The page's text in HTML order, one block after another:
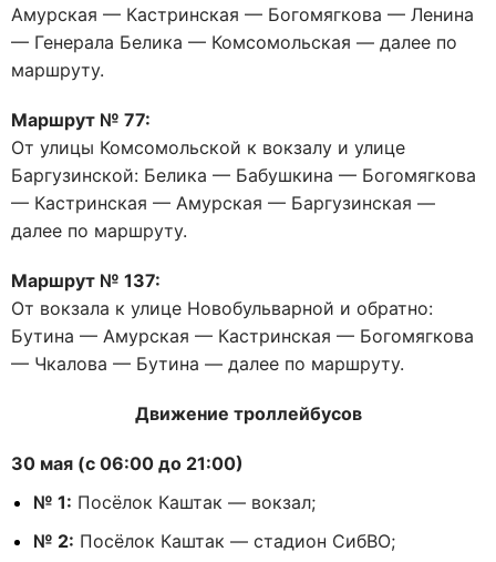
Амурская — Кастринская — Богомягкова — Ленина
— Генерала Белика — Комсомольская — далее по
маршруту.
Маршрут № 77:
От улицы Комсомольской к вокзалу и улице
Баргузинской: Белика — Бабушкина — Богомягкова
— Кастринская — Амурская — Баргузинская —
далее по маршруту.
Маршрут № 137:
От вокзала к улице Новобульварной и обратно:
Бутина — Амурская — Кастринская — Богомягкова
— Чкалова — Бутина — далее по маршруту.
Движение троллейбусов
30 мая (с 06:00 до 21:00)
№ 1: Посёлок Каштак — вокзал;
№ 2: Посёлок Каштак — стадион СибВО;